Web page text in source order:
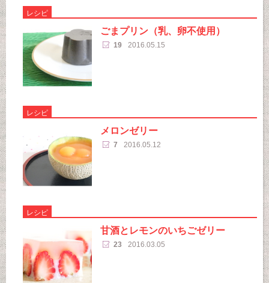
レシピ
ごまプリン（乳、卵不使用）
19 2016.05.15
レシピ
メロンゼリー
7 2016.05.12
レシピ
甘酒とレモンのいちごゼリー
23 2016.03.05